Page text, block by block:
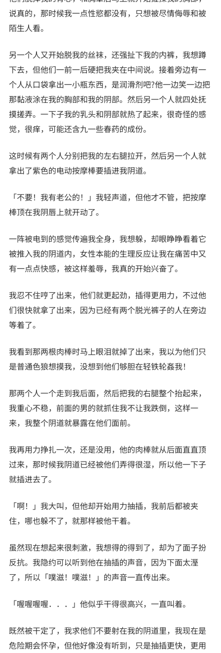
说真的，那时候我一点性慾都没有，只想被尽情侮辱和被
陌生人看。
另一个人又开始脱我的丝袜，还强扯下我的内裤，我想蹲
下去，但他们一前一后硬把我夹在中间说。接着旁边有一
个人从口袋拿出一小瓶东西，是润滑剂吧?他一边笑一边把
那黏液涂在我的胸部和我的阴部。然后另一个人就四处抚
摸搓弄。一下子我的乳头和阴部就热了起来，很奇怪的感
觉，很痒，可能还含九一些春药的成份。
这时候有两个人分别把我的左右腿拉开，然后另一个人就
拿出了紫色的电动按摩棒要插进我阴道。
「不要！我有老公的！」我轻声道，但他才不管，把按摩
棒顶在我阴唇上就开动了。
一阵被电到的感觉传遍我全身，我想躲，却眼睁睁看着它
被推入我的阴道内，女性本能的生理反应让我在痛苦中又
有一点点快感，被这样羞辱，我真的开始兴奋了。
我忍不住哼了出来，他们就更起劲，插得更用力，不过他
们很快就拿了出来，因为已经有两个脱光裤子的人在旁边
等着了。
我看到那两根肉棒时马上眼泪就掉了出来，我以为他们只
是普通色狼想摸我，没想到他们够胆在轻铁轮姦我！
那两个人一个走到我后面，然后把我的右腿整个抬起来，
我重心不稳，前面的男的就抓住我不让我跌倒，这样一
来，我整个阴道就暴露在他们面前。
我再用力挣扎一次，还是没用，他的肉棒就从后面直直顶
过来，那时候我阴道已经被他们弄得很湿，所以他一下子
就插进去了。
「啊！」我大叫，但他却开始用力抽插，我前后都被夹
住，哪也躲不了，就那样被他干着。
虽然现在想起来很刺激，我想得的得到了，却为了面子扮
反抗。我隐约可以听到他在抽插的声音，因为下面太溼
了，所以「噗滋！噗滋！」的声音一直传出来。
「喔喔喔喔．．．」他似乎干得很高兴，一直叫着。
既然被干定了，我求他们不要射在我的阴道里，我现在是
危险期会怀孕，但他好像没有听到，只是抽插更快，更用